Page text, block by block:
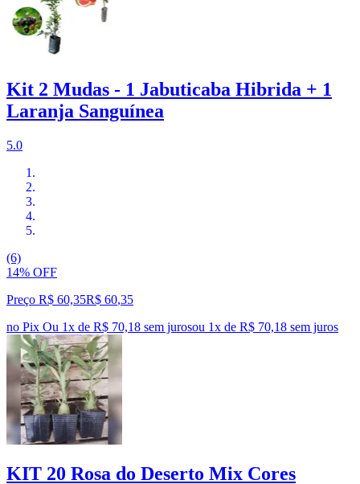
Kit 2 Mudas - 1 Jabuticaba Hibrida + 1
Laranja Sanguínea
5.0
(6)
14% OFF
Preço R$ 60,35R$ 60,35
no Pix Ou 1x de R$ 70,18 sem jurosou 1x de R$ 70,18 sem juros
KIT 20 Rosa do Deserto Mix Cores